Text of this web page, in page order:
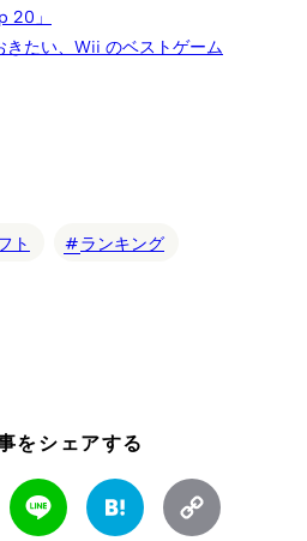
20」
きたい、Wii のベストゲーム
ト ランキング
をシェアする
Facebook Line Hatena